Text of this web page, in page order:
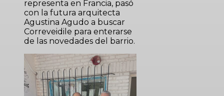
representa en Francia, pasó
con la futura arquitecta
Agustina Agudo a buscar
Correveidile para enterarse
de las novedades del barrio.